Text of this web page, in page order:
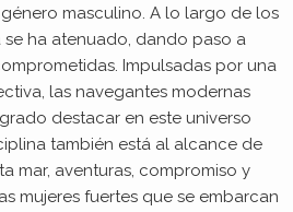
masculino. A lo largo de los
se ha atenuado, dando paso a
Impulsadas por una
las navegantes modernas
destacar en este universo
también está al alcance de
mar, aventuras, compromiso y
mujeres fuertes que se embarcan